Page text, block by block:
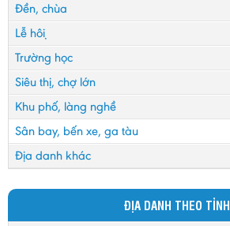
Đền, chùa
Lễ hội
Trường học
Siêu thị, chợ lớn
Khu phố, làng nghề
Sân bay, bến xe, ga tàu
Địa danh khác
ĐỊA DANH THEO TỈNH